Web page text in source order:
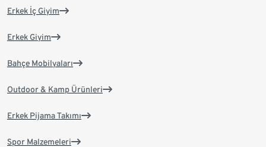
Erkek İç Giyim
Erkek Giyim
Bahçe Mobilyaları
Outdoor & Kamp Ürünleri
Erkek Pijama Takımı
Spor Malzemeleri